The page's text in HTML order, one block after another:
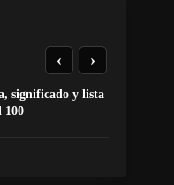
significado y lista
100
‹ ›